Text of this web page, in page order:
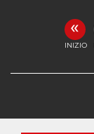
«
INIZIO